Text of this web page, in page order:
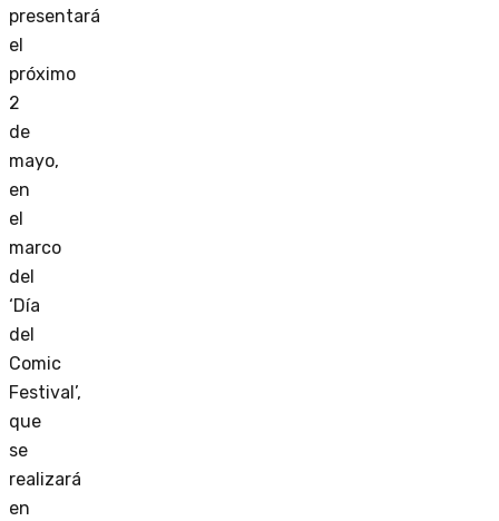
presentará
el
próximo
2
de
mayo,
en
el
marco
del
‘Día
del
Comic
Festival’,
que
se
realizará
en